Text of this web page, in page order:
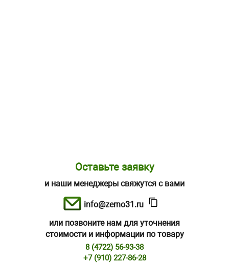
Оставьте заявку
и наши менеджеры свяжутся с вами
info@zerno31.ru
или позвоните нам для уточнения
стоимости и информации по товару
8 (4722) 56-93-38
+7 (910) 227-86-28